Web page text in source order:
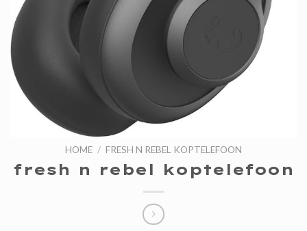
HOME / FRESH N REBEL KOPTELEFOON
fresh n rebel koptelefoon